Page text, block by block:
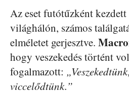
Az eset futótűzként
világhálón, számos
elméletet gerjesztve.
hogy veszekedés történt
fogalmazott:
viccelődtünk.”